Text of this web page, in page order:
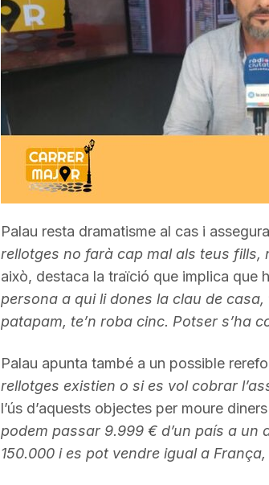
r
g
a
Palau resta dramatisme al cas i
rellotges no farà cap mal als teus fills,
això, destaca la traïció que implica que
persona a qui li dones la clau de
patapam, te’n roba cinc. Potser s’ha
Palau apunta també a un possible
rellotges existien o si es vol cobrar
l’ús d’aquests objectes per moure
podem passar 9.999 € d’un país a un
150.000 i es pot vendre igual a